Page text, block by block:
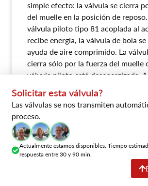
simple efecto: la válvula se cierra
del muelle en la posición de
válvula piloto tipo 81 acoplada al
recibe energía, la válvula de bola
ayuda de aire comprimido. La
cierra sólo por la fuerza del muelle
válvula piloto está desenergizada.
palanca manual. Válvula apta para
limpiada y desengrasada.
Ficha de datos explícita
Solicitar esta válvula?
Las válvulas se nos transmiten
proceso.
Actualmente estamos disponibles. Tiempo
respuesta entre 30 y 90 min.